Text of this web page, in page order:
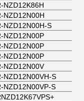
NZD12K86H
NZD12N00H
NZD12N00H-S
NZD12N00P
NZD12N00P
NZD12N00P
NZD12N00V
NZD12N00VH-S
NZD12N00VP-S